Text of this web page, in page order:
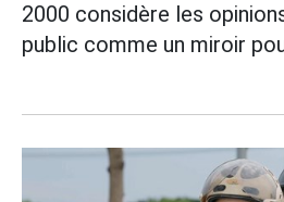
2000 considère les
public comme un miroir